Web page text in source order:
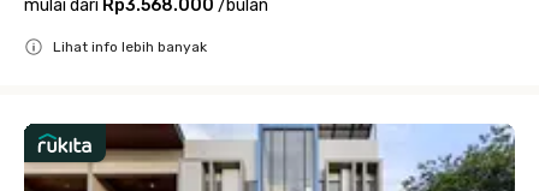
mulai dari Rp3.568.000 /bulan
Lihat info lebih banyak